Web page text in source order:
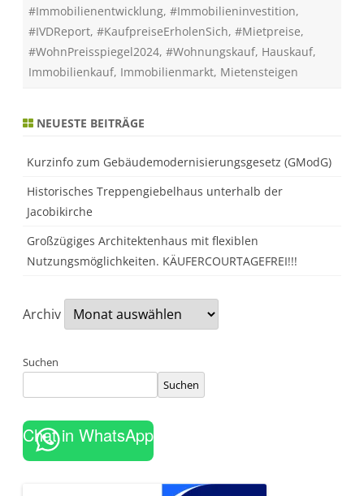
n
P
r
e
i
s
i
e
l
0
2
i
t
s
t
e
i
w
i
e
r
,
#Immobilienentwicklung, #Immobilieninvestition,
#IVDReport, #KaufpreiseErholenSich, #Mietpreise,
#WohnPreisspiegel2024, #Wohnungskauf, Hauskauf,
Immobilienkauf, Immobilienmarkt, Mietensteigen
NEUESTE BEITRÄGE
Kurzinfo zum Gebäudemodernisierungsgesetz (GModG)
Historisches Treppengiebelhaus unterhalb der
Jacobikirche
Großzügiges Architektenhaus mit flexiblen
Nutzungsmöglichkeiten. KÄUFERCOURTAGEFREI!!!
Archiv
Suchen
Suchen
Chat in WhatsApp